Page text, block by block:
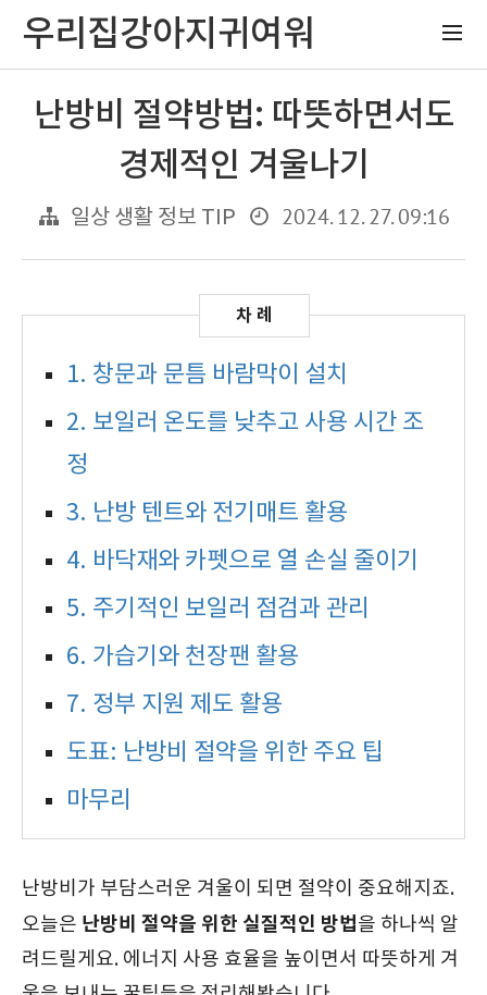
우리집강아지귀여워
난방비 절약방법: 따뜻하면서도
경제적인 겨울나기
일상 생활 정보 TIP 2024. 12. 27. 09:16
1. 창문과 문틈 바람막이 설치
2. 보일러 온도를 낮추고 사용 시간 조
정
3. 난방 텐트와 전기매트 활용
4. 바닥재와 카펫으로 열 손실 줄이기
5. 주기적인 보일러 점검과 관리
6. 가습기와 천장팬 활용
7. 정부 지원 제도 활용
도표: 난방비 절약을 위한 주요 팁
마무리
난방비가 부담스러운 겨울이 되면 절약이 중요해지죠.
오늘은 난방비 절약을 위한 실질적인 방법을 하나씩 알
려드릴게요. 에너지 사용 효율을 높이면서 따뜻하게 겨